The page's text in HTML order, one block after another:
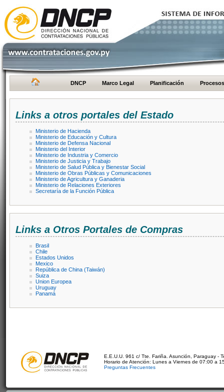
DNCP Marco Legal Planificación Procesos
Links a otros portales del Estado
Ministerio de Hacienda
Ministerio de Educación y Cultura
Ministerio de Defensa Nacional
Ministerio del Interior
Ministerio de Industria y Comercio
Ministerio de Justicia y Trabajo
Ministerio de Salud Pública y Bienestar Social
Ministerio de Obras Públicas y Comunicaciones
Ministerio de Agricultura y Ganaderia
Ministerio de Relaciones Exteriores
Secretaría de la Función Pública
Links a Otros Portales de Compras
Brasil
Chile
Estados Unidos
Mexico
República de China (Taiwán)
Suiza
Union Europea
Uruguay
Panamá
E.E.U.U. 961 c/ Tte. Fariña. Asunción, Paraguay -
Horario de Atención: Lunes a Viernes de 07:00 a
Preguntas Frecuentes